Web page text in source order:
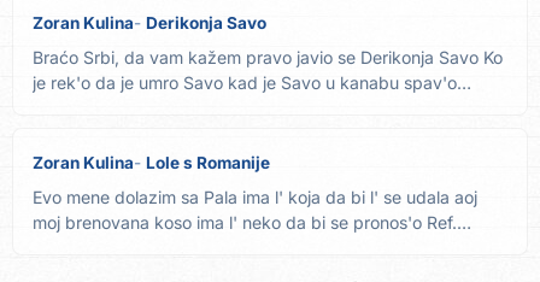
Zoran Kulina Derikonja Savo
Braćo Srbi, da vam kažem pravo javio se Derikonja Savo Ko
je rek'o da je umro Savo kad je Savo u kanabu spav'o
Zoran Kulina Lole s Romanije
Evo mene dolazim sa Pala ima l' koja da bi l' se udala aoj
moj brenovana koso ima l' neko da bi se pronos'o Ref.